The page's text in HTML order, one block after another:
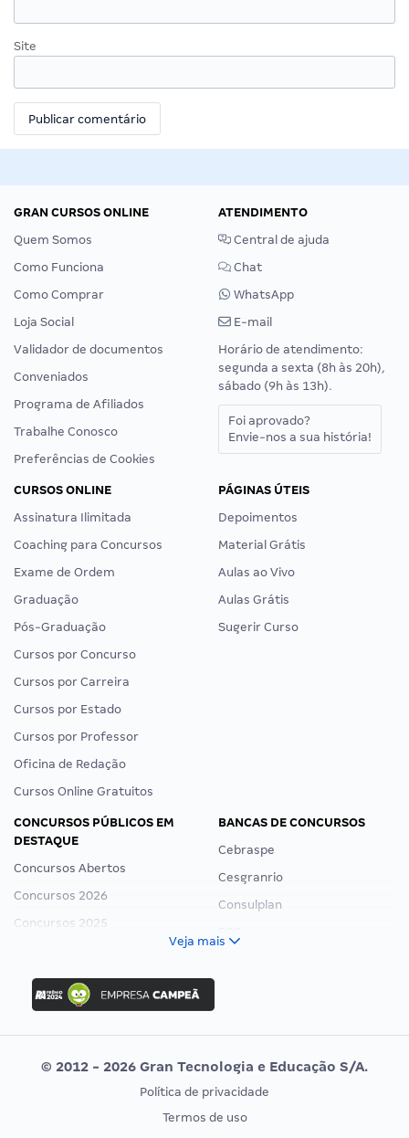
Site
GRAN CURSOS ONLINE
Quem Somos
Como Funciona
Como Comprar
Loja Social
Validador de documentos
Conveniados
Programa de Afiliados
Trabalhe Conosco
Preferências de Cookies
ATENDIMENTO
Central de ajuda
Chat
WhatsApp
E-mail
Horário de atendimento:
segunda a sexta (8h às 20h),
sábado (9h às 13h).
Foi aprovado?
Envie-nos a sua história!
CURSOS ONLINE
Assinatura Ilimitada
Coaching para Concursos
Exame de Ordem
Graduação
Pós-Graduação
Cursos por Concurso
Cursos por Carreira
Cursos por Estado
Cursos por Professor
Oficina de Redação
Cursos Online Gratuitos
PÁGINAS ÚTEIS
Depoimentos
Material Grátis
Aulas ao Vivo
Aulas Grátis
Sugerir Curso
CONCURSOS PÚBLICOS EM
DESTAQUE
Concursos Abertos
Concursos 2026
Concursos 2025
Concurso Ibama
Concurso MPU
Editais publicados
BANCAS DE CONCURSOS
Cebraspe
Cesgranrio
Consulplan
Vunesp
CONCURSOS POR PROFISSÃO
EXAME DE ORDEM
Veja mais
© 2012 - 2026 Gran Tecnologia e Educação S/A.
Política de privacidade
Termos de uso